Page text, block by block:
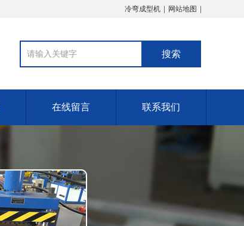
冷弯成型机 网站地图
在线留言 联系我们